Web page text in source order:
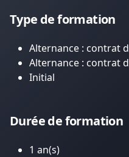
Type de formation
Alternance : contrat
Alternance : contrat
Initial
Durée de formation
1 an(s)